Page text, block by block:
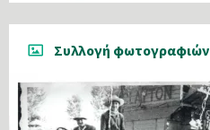
Συλλογή φωτογραφιών